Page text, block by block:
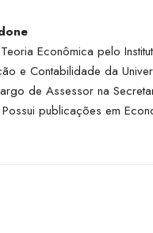
Econômica pelo
e Contabilidade da
de Assessor na
publicações em